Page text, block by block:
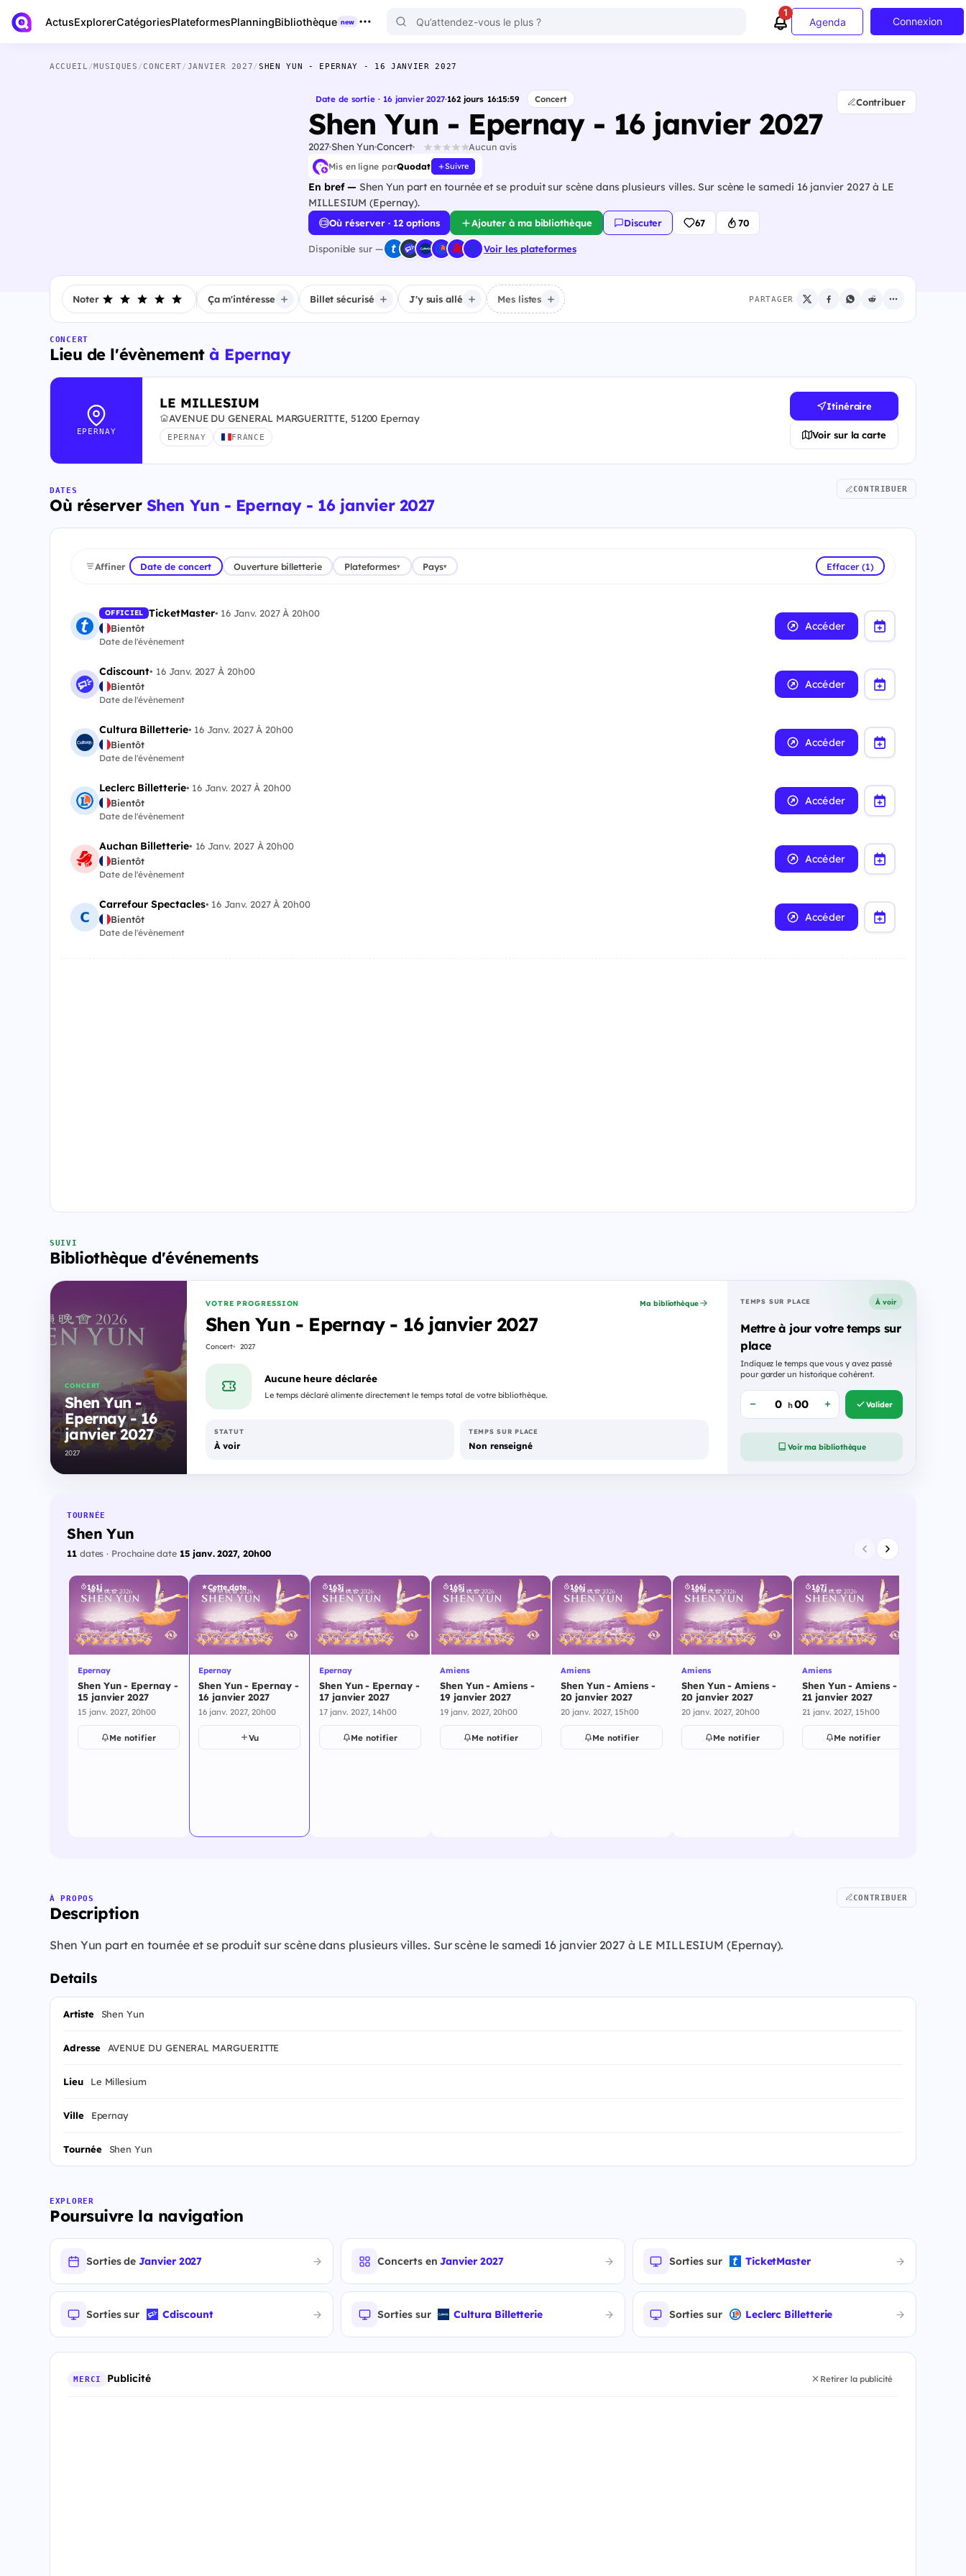
ActusExplorerCatégoriesPlateformesPlanningBibliothèque new
1
Agenda Connexion
ACCUEIL /MUSIQUES /CONCERT/JANVIER 2027/SHEN YUN - EPERNAY - 16 JANVIER 2027
Date de sortie · 16 janvier 2027·162jours 16:15:58 Concert
Shen Yun - Epernay - 16 janvier 2027
2027Shen YunConcert Aucun avis
Mis en ligne parQuodat Suivre
En bref — Shen Yun part en tournée et se produit sur scène dans plusieurs villes. Sur scène le samedi 16 janvier 2027 à LE
MILLESIUM (Epernay).
Contribuer
Où réserver · 12 options Ajouter à ma bibliothèque Discuter 67 70
Disponible sur — Voir les plateformes
Noter Ça m'intéresse Billet sécurisé J'y suis allé Mes listes PARTAGER
CONCERT
Lieu de l'évènementà Epernay
EPERNAY
LE MILLESIUM
AVENUE DU GENERAL MARGUERITTE, 51200 Epernay
EPERNAY FRANCE
Itinéraire
Voir sur la carte
DATES
Où réserver Shen Yun - Epernay - 16 janvier 2027
CONTRIBUER
Affiner Date de concert Ouverture billetterie Plateformes▾ Pays▾ Effacer (1)
OFFICIEL TicketMaster• 16 Janv. 2027 À 20h00
Bientôt
Date de l'évènement
Accéder
Cdiscount• 16 Janv. 2027 À 20h00
Bientôt
Date de l'évènement
Accéder
Cultura Billetterie• 16 Janv. 2027 À 20h00
Bientôt
Date de l'évènement
Accéder
Leclerc Billetterie• 16 Janv. 2027 À 20h00
Bientôt
Date de l'évènement
Accéder
Auchan Billetterie• 16 Janv. 2027 À 20h00
Bientôt
Date de l'évènement
Accéder
Carrefour Spectacles• 16 Janv. 2027 À 20h00
Bientôt
Date de l'évènement
Accéder
SUIVI
Bibliothèque d'événements
CONCERT
Shen Yun -
Epernay - 16
janvier 2027
2027
VOTRE PROGRESSION
Shen Yun - Epernay - 16 janvier 2027
Concert 2027
Ma bibliothèque
Aucune heure déclarée
Le temps déclaré alimente directement le temps total de votre bibliothèque.
STATUT
À voir
TEMPS SUR PLACE
Non renseigné
TEMPS SUR PLACE À voir
Mettre à jour votre temps sur
place
Indiquez le temps que vous y avez passé
pour garder un historique cohérent.
h Valider
Voir ma bibliothèque
TOURNÉE
Shen Yun
11dates · Prochaine date 15 janv. 2027, 20h00
161j
Epernay
Shen Yun - Epernay -
15 janvier 2027
15 janv. 2027, 20h00
Me notifier
Cette date
Epernay
Shen Yun - Epernay -
16 janvier 2027
16 janv. 2027, 20h00
Vu
163j
Epernay
Shen Yun - Epernay -
17 janvier 2027
17 janv. 2027, 14h00
Me notifier
165j
Amiens
Shen Yun - Amiens -
19 janvier 2027
19 janv. 2027, 20h00
Me notifier
166j
Amiens
Shen Yun - Amiens -
20 janvier 2027
20 janv. 2027, 15h00
Me notifier
166j
Amiens
Shen Yun - Amiens -
20 janvier 2027
20 janv. 2027, 20h00
Me notifier
167j
Amiens
Shen Yun - Amiens -
21 janvier 2027
21 janv. 2027, 15h00
Me notifier
À PROPOS
Description
CONTRIBUER
Shen Yun part en tournée et se produit sur scène dans plusieurs villes. Sur scène le samedi 16 janvier 2027 à LE MILLESIUM (Epernay).
Details
Artiste Shen Yun
Adresse AVENUE DU GENERAL MARGUERITTE
Lieu Le Millesium
Ville Epernay
Tournée Shen Yun
EXPLORER
Poursuivre la navigation
Sorties deJanvier 2027 Concerts enJanvier 2027 Sorties sur TicketMaster
Sorties sur Cdiscount Sorties sur Cultura Billetterie Sorties sur Leclerc Billetterie
MERCI Publicité Retirer la publicité